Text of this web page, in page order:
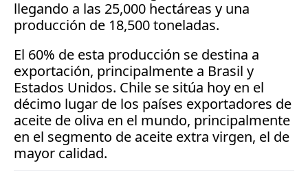
llegando a las 25,000 hectáreas y una
producción de 18,500 toneladas.
El 60% de esta producción se destina a
exportación, principalmente a Brasil y
Estados Unidos. Chile se sitúa hoy en el
décimo lugar de los países exportadores de
aceite de oliva en el mundo, principalmente
en el segmento de aceite extra virgen, el de
mayor calidad.